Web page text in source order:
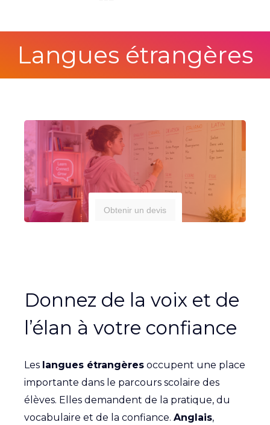
Langues étrangères
Obtenir un devis
Donnez de la voix et de
l’élan à votre confiance
Les langues étrangères occupent une place
importante dans le parcours scolaire des
élèves. Elles demandent de la pratique, du
vocabulaire et de la confiance. Anglais,